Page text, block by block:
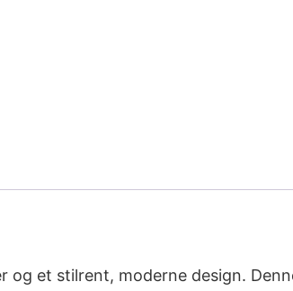
et stilrent, moderne design.